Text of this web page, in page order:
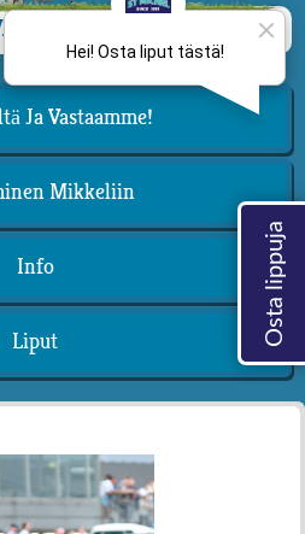
Ja Vastaamme!
Mikkeliin
Info
Liput